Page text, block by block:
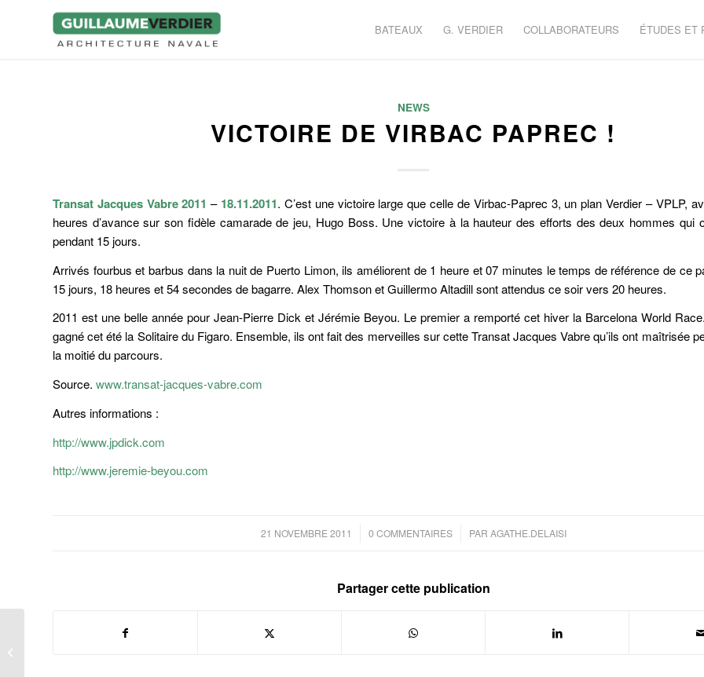
BATEAUX G. VERDIER COLLABORATEURS ÉTUDES ET
NEWS
VICTOIRE DE VIRBAC PAPREC !
Transat Jacques Vabre 2011 – 18.11.2011. C’est une victoire large que celle de Virbac-Paprec 3, un plan Verdier – VPLP,
heures d’avance sur son fidèle camarade de jeu, Hugo Boss. Une victoire à la hauteur des efforts des deux hommes qui
pendant 15 jours.
Arrivés fourbus et barbus dans la nuit de Puerto Limon, ils améliorent de 1 heure et 07 minutes le temps de référence de ce
15 jours, 18 heures et 54 secondes de bagarre. Alex Thomson et Guillermo Altadill sont attendus ce soir vers 20 heures.
2011 est une belle année pour Jean-Pierre Dick et Jérémie Beyou. Le premier a remporté cet hiver la Barcelona World
gagné cet été la Solitaire du Figaro. Ensemble, ils ont fait des merveilles sur cette Transat Jacques Vabre qu’ils ont maîtrisée
la moitié du parcours.
Source. www.transat-jacques-vabre.com
Autres informations :
http://www.jpdick.com
http://www.jeremie-beyou.com
21 NOVEMBRE 2011
/ 0 COMMENTAIRES
/ PAR AGATHE.DELAISI
Partager cette publication